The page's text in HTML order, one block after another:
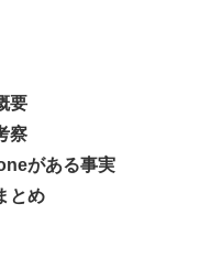
要
察
がある事実
とめ